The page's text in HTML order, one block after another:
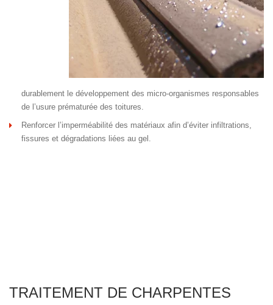
durablement le développement des micro-organismes responsables
de l’usure prématurée des toitures.
Renforcer l’imperméabilité des matériaux afin d’éviter infiltrations,
fissures et dégradations liées au gel.
TRAITEMENT DE CHARPENTES